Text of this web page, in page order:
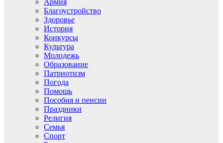
Армия
Благоустройство
Здоровье
История
Конкурсы
Культура
Молодежь
Образование
Патриотизм
Погода
Помощь
Пособия и пенсии
Праздники
Религия
Семья
Спорт